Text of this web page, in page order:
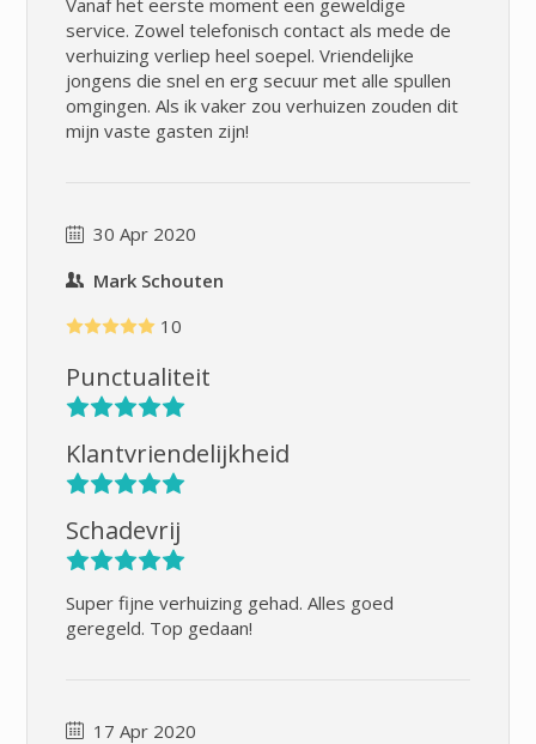
Vanaf het eerste moment een geweldige
service. Zowel telefonisch contact als mede de
verhuizing verliep heel soepel. Vriendelijke
jongens die snel en erg secuur met alle spullen
omgingen. Als ik vaker zou verhuizen zouden dit
mijn vaste gasten zijn!
30 Apr 2020
Mark Schouten
10
Punctualiteit
Klantvriendelijkheid
Schadevrij
Super fijne verhuizing gehad. Alles goed
geregeld. Top gedaan!
17 Apr 2020